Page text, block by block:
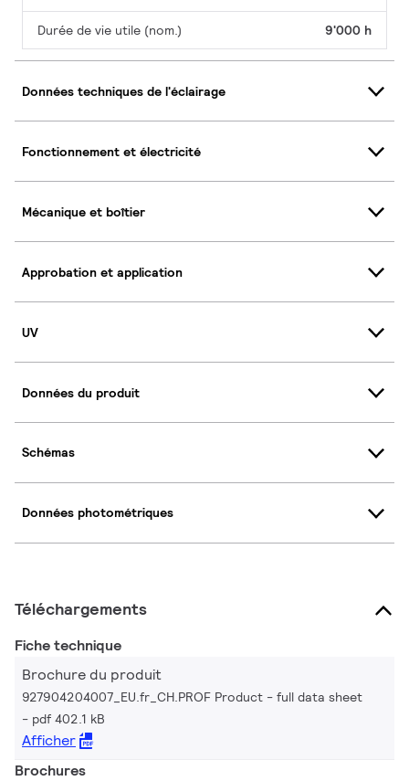
Durée de vie utile (nom.) 9'000 h
Données techniques de l'éclairage
Fonctionnement et électricité
Mécanique et boîtier
Approbation et application
UV
Données du produit
Schémas
Données photométriques
Téléchargements
Fiche technique
Brochure du produit
927904204007_EU.fr_CH.PROF Product - full data sheet
pdf 402.1 kB
Afficher
Brochures